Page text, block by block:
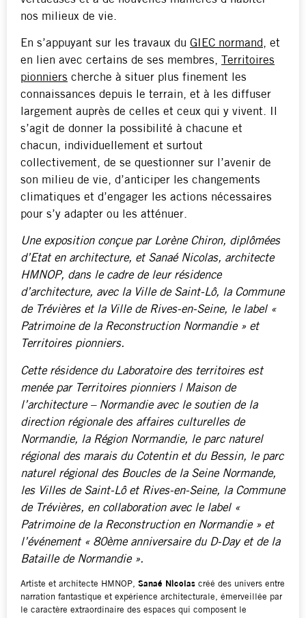
nos milieux de vie.
En s’appuyant sur les travaux du GIEC normand, et
en lien avec certains de ses membres,
Territoires
pionniers cherche à situer plus finement les
connaissances depuis le terrain, et à les diffuser
largement auprès de celles et ceux qui y vivent. Il
s’agit de donner la possibilité à chacune et
chacun, individuellement et surtout
collectivement, de se questionner sur l’avenir de
son milieu de vie, d’anticiper les changements
climatiques et d’engager les actions nécessaires
pour s’y adapter ou les atténuer.
Une exposition conçue par Lorène Chiron, diplômées
d’Etat en architecture, et Sanaé Nicolas, architecte
HMNOP, dans le cadre de leur résidence
d’architecture, avec la Ville de Saint-Lô, la Commune
de Trévières et la Ville de Rives-en-Seine, le label «
Patrimoine de la Reconstruction Normandie » et
Territoires pionniers.
Cette résidence du Laboratoire des territoires est
menée par Territoires pionniers | Maison de
l’architecture – Normandie avec le soutien de la
direction régionale des affaires culturelles de
Normandie, la Région Normandie, le parc naturel
régional des marais du Cotentin et du Bessin, le parc
naturel régional des Boucles de la Seine Normande,
les Villes de Saint-Lô et Rives-en-Seine, la Commune
de Trévières, en collaboration avec le label «
Patrimoine de la Reconstruction en Normandie » et
l’événement « 80ème anniversaire du D-Day et de la
Bataille de Normandie ».
Artiste et architecte HMNOP, Sanaé Nicolas créé des univers entre
narration fantastique et expérience architecturale, émerveillée par
le caractère extraordinaire des espaces qui composent le